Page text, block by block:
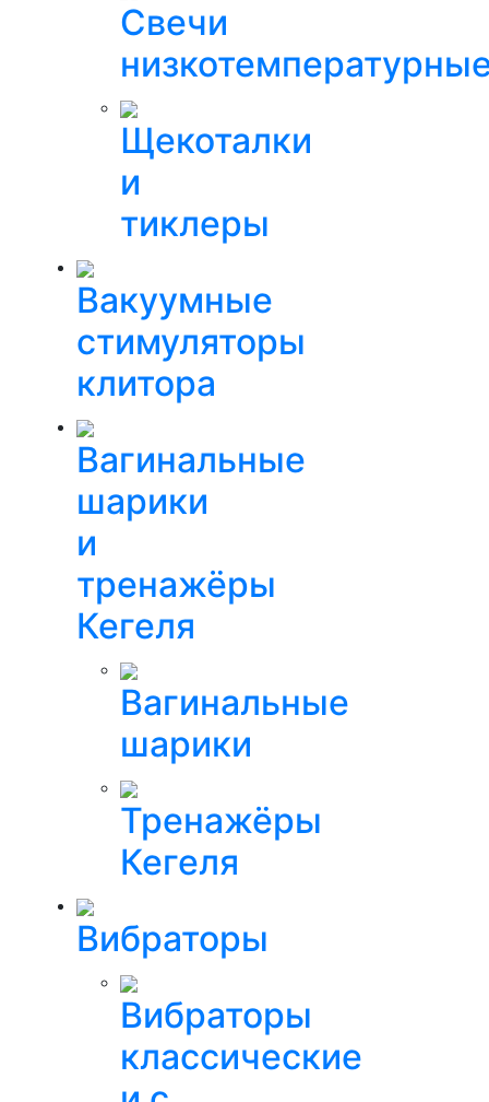
Свечи
Щекоталки
и
тиклеры
Вакуумные
стимуляторы
клитора
Вагинальные
шарики
и
тренажёры
Кегеля
Вагинальные
шарики
Тренажёры
Кегеля
Вибраторы
Вибраторы
классические